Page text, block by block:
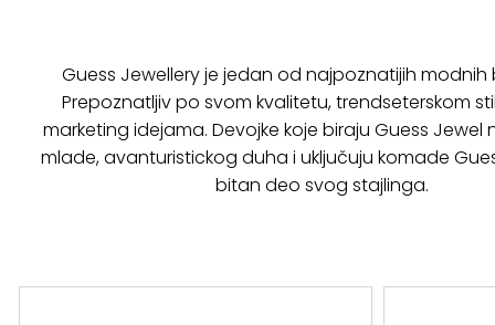
Guess Jewellery je jedan od najpoznatijih
Prepoznatljiv po svom kvalitetu, trendseterskom
marketing idejama. Devojke koje biraju Guess Jewel
mlade, avanturistickog duha i uključuju komade
bitan deo svog stajlinga.